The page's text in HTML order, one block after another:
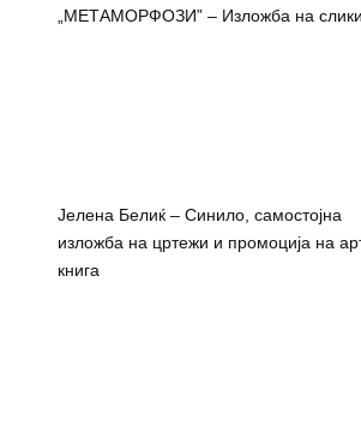
„МЕТАМОРФОЗИ” – Изложба на
Јелена Белиќ – Синило, самостојна
изложба на цртежи и промоција на
книга